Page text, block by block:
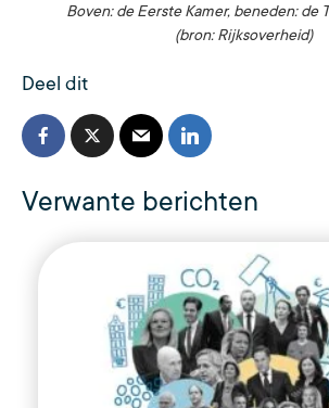
Boven: de Eerste Kamer, beneden: de
(bron: Rijksoverheid)
Deel dit
Verwante berichten